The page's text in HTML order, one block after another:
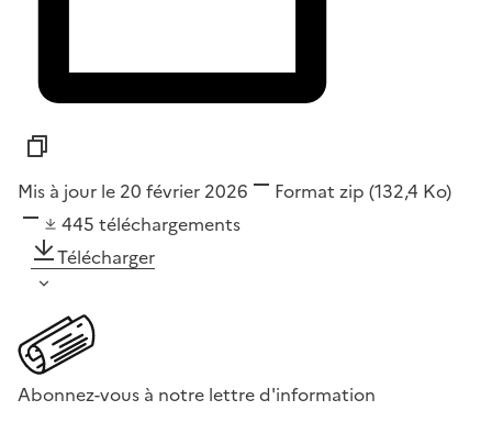
Mis à jour le 20 février 2026 Format zip (132,4 Ko)
445 téléchargements
Télécharger
Abonnez-vous à notre lettre d'information